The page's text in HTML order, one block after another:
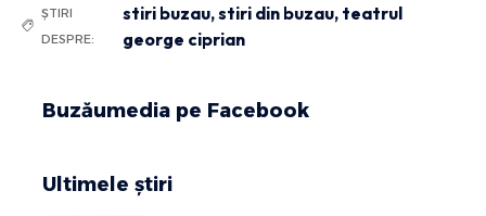
ȘTIRI
DESPRE:
stiri buzau,stiri din buzau, teatrul
george ciprian
Buzăumedia pe Facebook
Ultimele știri